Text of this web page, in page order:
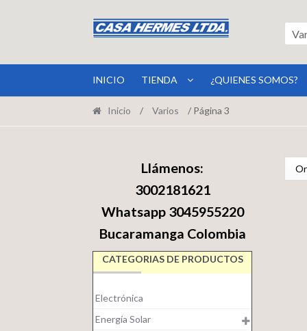
a
la
al
contenido
INICIO TIENDA ¿QUIENES SOMOS?
Inicio / Varios / Página 3
Llámenos:
3002181621
Whatsapp 3045955220
Bucaramanga Colombia
CATEGORIAS DE PRODUCTOS
Electrónica
Energía Solar